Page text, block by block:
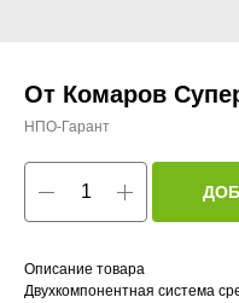
От Комаров
НПО-Гарант
Описание товара
Двухкомпонентная система